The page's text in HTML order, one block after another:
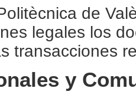
de
legales los
transacciones
y